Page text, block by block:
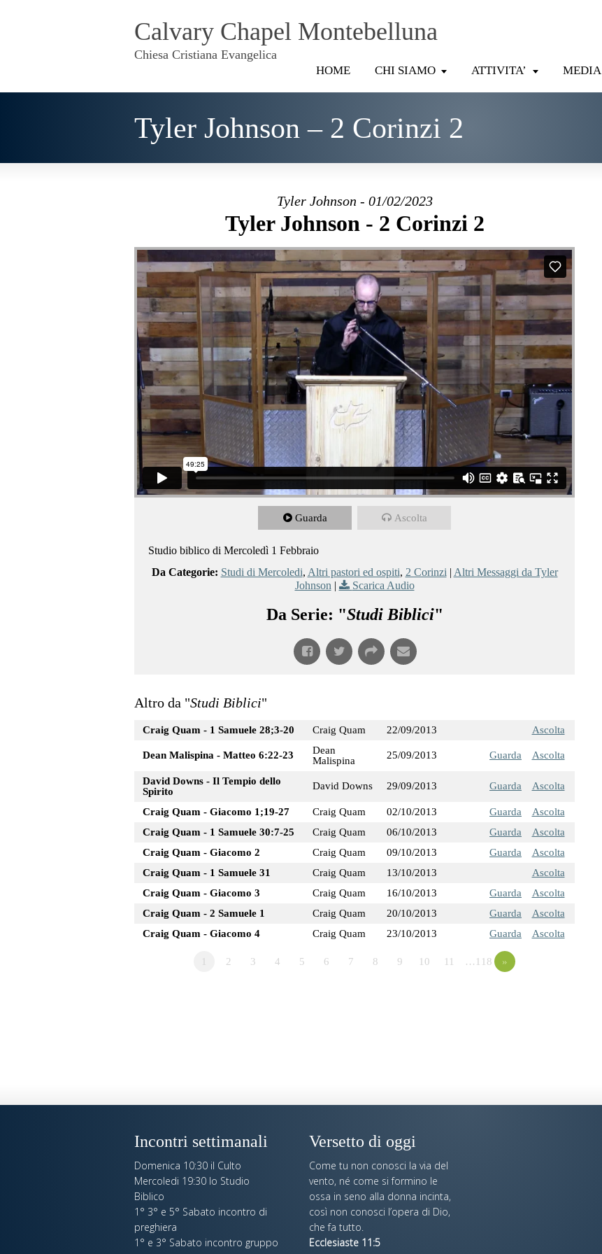
Calvary Chapel Montebelluna
Chiesa Cristiana Evangelica
HOME CHI SIAMO ATTIVITA’ MEDIA
Tyler Johnson – 2 Corinzi 2
Tyler Johnson - 01/02/2023
Tyler Johnson - 2 Corinzi 2
Guarda Ascolta
Studio biblico di Mercoledì 1 Febbraio
Da Categorie: Studi di Mercoledi, Altri pastori ed ospiti, 2 Corinzi | Altri Messaggi da Tyler
Johnson | Scarica Audio
Da Serie: "Studi Biblici"
Altro da "Studi Biblici"
Craig Quam - 1 Samuele 28;3-20 Craig Quam 22/09/2013 Ascolta
Dean Malispina - Matteo 6:22-23
Dean
Malispina
25/09/2013 Guarda Ascolta
David Downs - Il Tempio dello
Spirito
David Downs 29/09/2013 Guarda Ascolta
Craig Quam - Giacomo 1;19-27 Craig Quam 02/10/2013 Guarda
Ascolta
Craig Quam - 1 Samuele 30:7-25
Craig Quam 06/10/2013 Guarda
Ascolta
Craig Quam - Giacomo 2
Craig Quam 09/10/2013 Guarda
Ascolta
Craig Quam - 1 Samuele 31
Craig Quam 13/10/2013
Ascolta
Craig Quam - Giacomo 3
Craig Quam 16/10/2013 Guarda
Ascolta
Craig Quam - 2 Samuele 1
Craig Quam 20/10/2013 Guarda
Ascolta
Craig Quam - Giacomo 4
Craig Quam 23/10/2013 Guarda Ascolta
2 3 4 5 6 7 8 9 10 11 …118 »
Incontri settimanali
Domenica 10:30 il Culto
Mercoledi 19:30 lo Studio
Biblico
1° 3° e 5° Sabato incontro di
preghiera
1° e 3° Sabato incontro gruppo
Versetto di oggi
Come tu non conosci la via del
vento, né come si formino le
ossa in seno alla donna incinta,
così non conosci l’opera di Dio,
che fa tutto.
Ecclesiaste 11:5